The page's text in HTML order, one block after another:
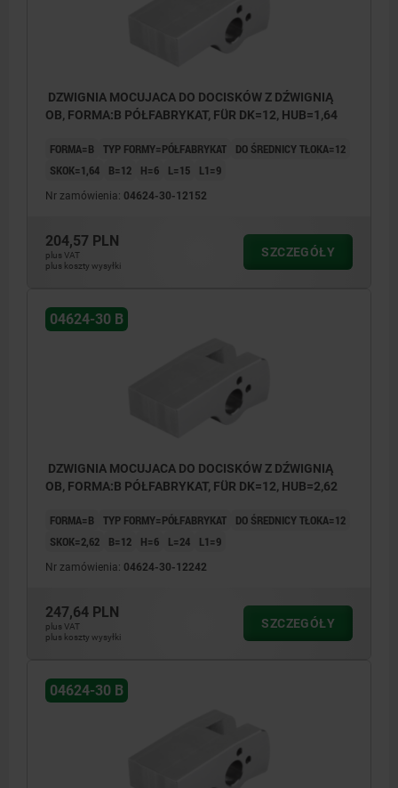
Forma B: półfabrykat
DZWIGNIA MOCUJACA DO DOCISKÓW Z DŹWIGNIĄ
OB, FORMA:B PÓŁFABRYKAT, FÜR DK=12, HUB=1,64
FORMA=B TYP FORMY=PÓŁFABRYKAT
DO ŚREDNICY TŁOKA=12
SKOK=1,64
B=12 H=6 L=15 L1=9
Nr zamówienia: 04624-30-12152
204,57 PLN
plus VAT
plus koszty wysyłki
SZCZEGÓŁY
04624-30 B
DZWIGNIA MOCUJACA DO DOCISKÓW Z DŹWIGNIĄ
OB, FORMA:B PÓŁFABRYKAT, FÜR DK=12, HUB=2,62
FORMA=B TYP FORMY=PÓŁFABRYKAT
DO ŚREDNICY TŁOKA=12
SKOK=2,62
B=12 H=6 L=24 L1=9
Nr zamówienia: 04624-30-12242
247,64 PLN
plus VAT
plus koszty wysyłki
SZCZEGÓŁY
04624-30 B